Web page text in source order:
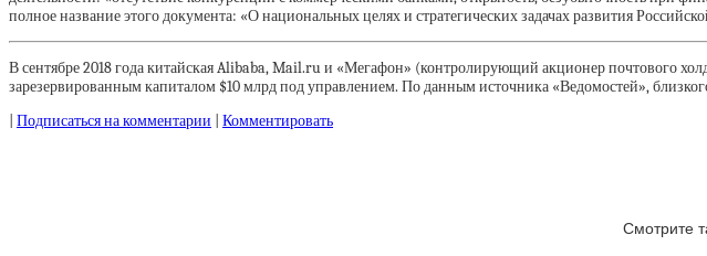
полное название этого документа: «О национальных целях и стратегических задачах развития
В сентябре 2018 года китайская Alibaba, Mail.ru и «Мегафон» (контролирующий акционер почтового
зарезервированным капиталом $10 млрд под управлением. По данным источника «Ведомостей»,
Подписаться на комментарии
Комментировать
Смотрите